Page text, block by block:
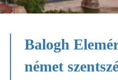
Balogh
német